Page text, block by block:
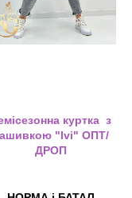
куртка з
"Ivi" ОПТ/
ДРОП